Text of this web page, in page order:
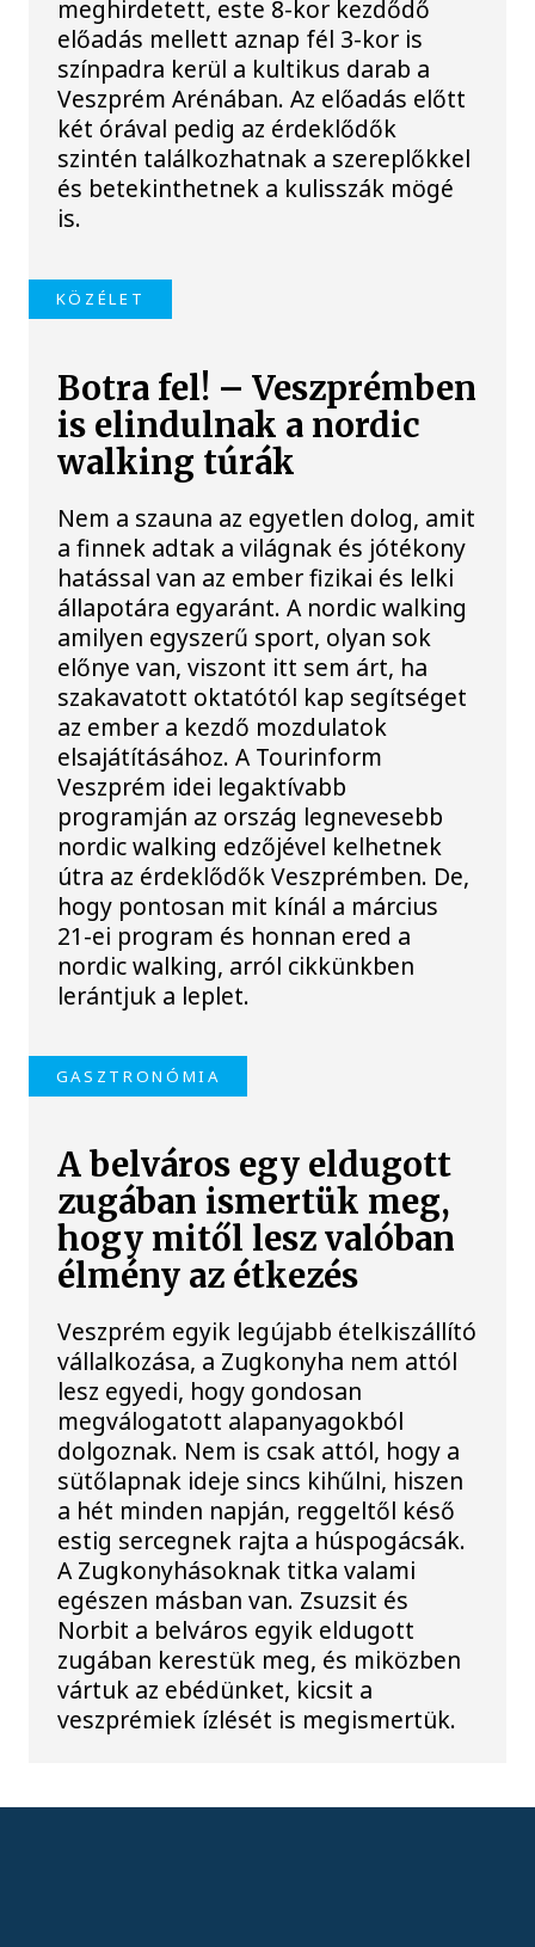
meghirdetett, este 8-kor kezdődő
előadás mellett aznap fél 3-kor is
színpadra kerül a kultikus darab a
Veszprém Arénában. Az előadás előtt
két órával pedig az érdeklődők
szintén találkozhatnak a szereplőkkel
és betekinthetnek a kulisszák mögé
is.
KÖZÉLET
Botra fel! – Veszprémben
is elindulnak a nordic
walking túrák
Nem a szauna az egyetlen dolog, amit
a finnek adtak a világnak és jótékony
hatással van az ember fizikai és lelki
állapotára egyaránt. A nordic walking
amilyen egyszerű sport, olyan sok
előnye van, viszont itt sem árt, ha
szakavatott oktatótól kap segítséget
az ember a kezdő mozdulatok
elsajátításához. A Tourinform
Veszprém idei legaktívabb
programján az ország legnevesebb
nordic walking edzőjével kelhetnek
útra az érdeklődők Veszprémben. De,
hogy pontosan mit kínál a március
21-ei program és honnan ered a
nordic walking, arról cikkünkben
lerántjuk a leplet.
GASZTRONÓMIA
A belváros egy eldugott
zugában ismertük meg,
hogy mitől lesz valóban
élmény az étkezés
Veszprém egyik legújabb ételkiszállító
vállalkozása, a Zugkonyha nem attól
lesz egyedi, hogy gondosan
megválogatott alapanyagokból
dolgoznak. Nem is csak attól, hogy a
sütőlapnak ideje sincs kihűlni, hiszen
a hét minden napján, reggeltől késő
estig sercegnek rajta a húspogácsák.
A Zugkonyhásoknak titka valami
egészen másban van. Zsuzsit és
Norbit a belváros egyik eldugott
zugában kerestük meg, és miközben
vártuk az ebédünket, kicsit a
veszprémiek ízlését is megismertük.